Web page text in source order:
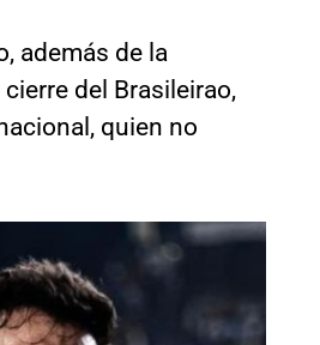
además de la
del Brasileirao,
quien no